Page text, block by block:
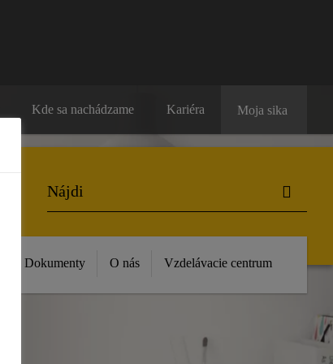
Kde sa nachádzame Kariéra Moja sika
Dokumenty O nás Vzdelávacie centrum